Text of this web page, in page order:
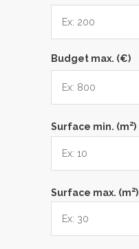
Budget max. (€)
Surface min. (m2)
Surface max. (m2)